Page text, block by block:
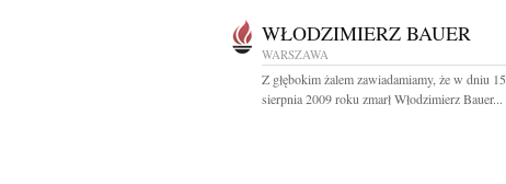
WŁODZIMIERZ BAUER
WARSZAWA
Z głębokim żalem zawiadamiamy, że w dniu 15
sierpnia 2009 roku zmarł Włodzimierz Bauer...